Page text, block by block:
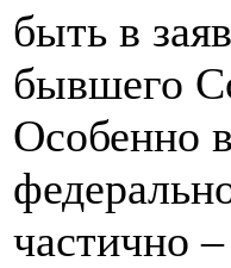
быть в
бывшего
Особенно
частично